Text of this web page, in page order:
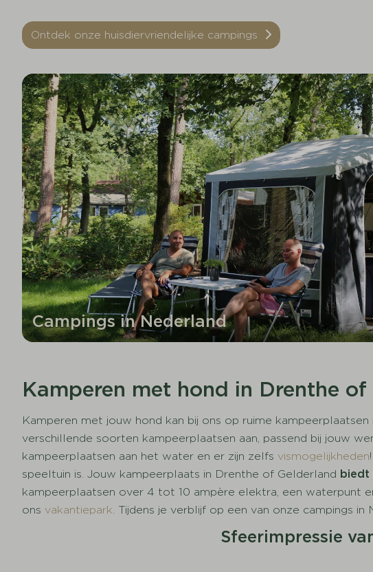
Ontdek onze huisdiervriendelijke campings
Campings in Nederland
Kamperen met hond in Drenthe of
Kamperen met jouw hond kan bij ons op ruime
verschillende soorten kampeerplaatsen aan, passend bij jouw
kampeerplaatsen aan het water en er zijn zelfs vismogelijkheden
speeltuin is. Jouw kampeerplaats in Drenthe of Gelderland biedt
kampeerplaatsen over 4 tot 10 ampère elektra, een waterpunt
ons vakantiepark. Tijdens je verblijf op een van onze campings
Sfeerimpressie